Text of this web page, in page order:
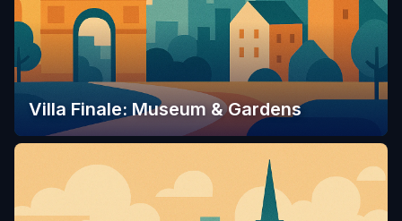
Villa Finale: Museum & Gardens